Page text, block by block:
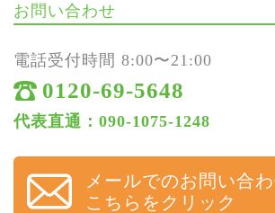
お問い合わせ
電話受付時間 8:00〜21:00
0120-69-5648
代表直通：090-1075-1248
メールでのお問い合
こちらをクリック